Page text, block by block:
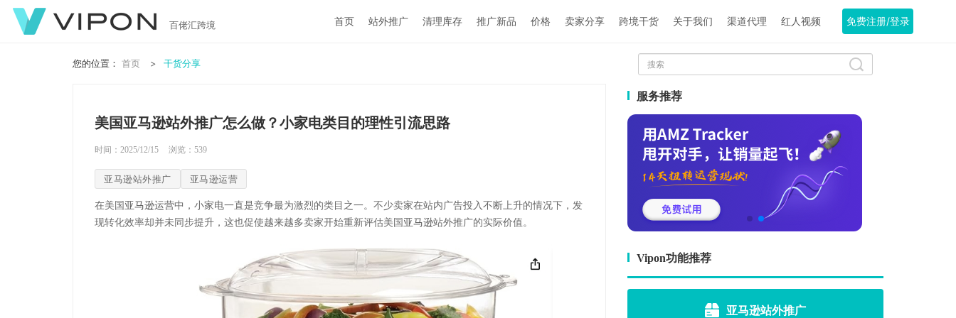
百佬汇跨境 首页 站外推广 清理库存 推广新品 价格 卖家分享 跨境干货 关于我们 渠道代理 红人视频 免费注册/登录
您的位置： 首页 干货分享
美国亚马逊站外推广怎么做？小家电类目的理性引流思路
时间：2025/12/15 浏览： 539
亚马逊站外推广 亚马逊运营
在美国 亚马逊运营中，小家电一直是竞争最为激烈的类目之一。不少卖家在站内广告投入不断上升的情况下，发
现转化效率却并未同步提升，这也促使越来越多卖家开始重新评估美国 亚马逊站外推广的实际价值。
服务推荐
Vipon功能推荐
亚马逊站外推广